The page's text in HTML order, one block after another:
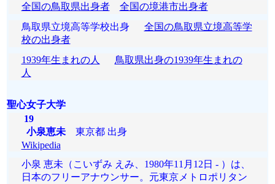
全国の鳥取県出身者
全国の境港市出身者
鳥取県立境高等学校出身 全国の鳥取県立境高等学
校の出身者
1939年生まれの人
鳥取県出身の1939年生まれの
人
聖心女子大学
19
小泉恵未東京都 出身
Wikipedia
小泉 恵未（こいずみ えみ、1980年11月12日 - ）は、
日本のフリーアナウンサー。元東京メトロポリタン